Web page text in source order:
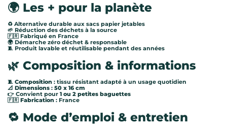
🌍 Les + pour la planète
♻️ Alternative durable aux sacs papier jetables
🌱 Réduction des déchets à la source
🇫🇷 Fabriqué en France
🌍 Démarche zéro déchet & responsable
🧵 Produit lavable et réutilisable pendant des années
🌿 Composition & informations
🧵 Composition : tissu résistant adapté à un usage quotidien
📐 Dimensions : 50 x 16 cm
👉 Convient pour 1 ou 2 petites baguettes
🇫🇷 Fabrication : France
🔁 Mode d’emploi & entretien